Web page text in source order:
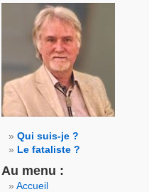
Qui suis-je ?
Le fataliste ?
Au menu :
Accueil